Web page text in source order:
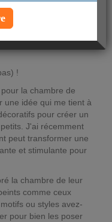
!
la chambre de
une idée qui me tient à
pour créer un
J'ai récemment
peut transformer une
et stimulante pour
la chambre de leur
comme ceux
ou styles avez-
pour bien les poser